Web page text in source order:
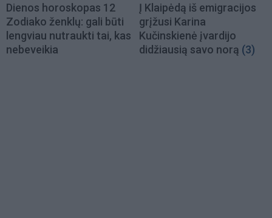
Dienos horoskopas 12
Zodiako ženklų: gali būti
lengviau nutraukti tai, kas
nebeveikia
Į Klaipėdą iš emigracijos
grįžusi Karina
Kučinskienė įvardijo
didžiausią savo norą (3)